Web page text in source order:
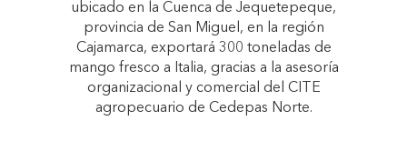
ubicado en la Cuenca de Jequetepeque,
provincia de San Miguel, en la región
Cajamarca, exportará 300 toneladas de
mango fresco a Italia, gracias a la asesoría
organizacional y comercial del CITE
agropecuario de Cedepas Norte.